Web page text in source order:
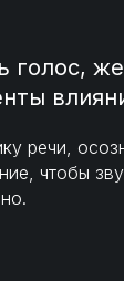
голос,
речи,
чтобы